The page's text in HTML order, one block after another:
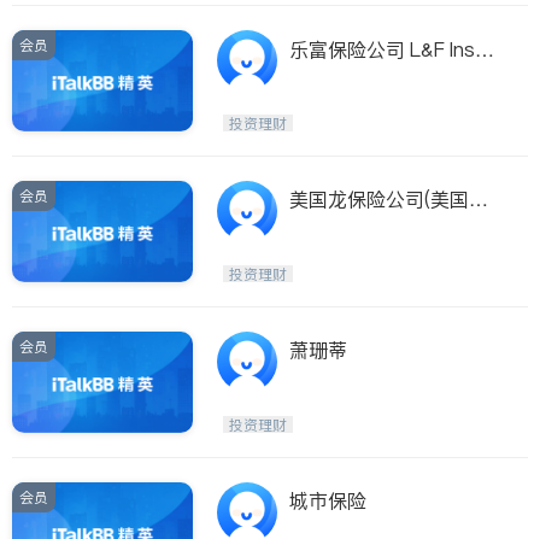
会员
乐富保险公司 L&F Insura
投资理财
会员
美国龙保险公司(美国龙
投资理财
会员 萧珊蒂
投资理财
会员 城市保险